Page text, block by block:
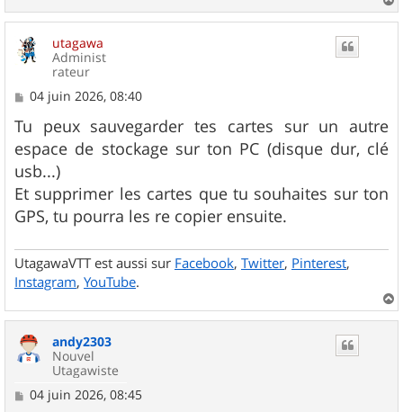
a
utagawa
Administ
rateur
M
s
s
a
g
e
04 juin 2026, 08:40
Tu peux sauvegarder tes cartes sur un autre
espace de stockage sur ton PC (disque dur, clé
usb...)
Et supprimer les cartes que tu souhaites sur ton
GPS, tu pourra les re copier ensuite.
UtagawaVTT est aussi sur Facebook, Twitter, Pinterest,
Instagram, YouTube.
a
andy2303
Nouvel
Utagawiste
M
04 juin 2026, 08:45